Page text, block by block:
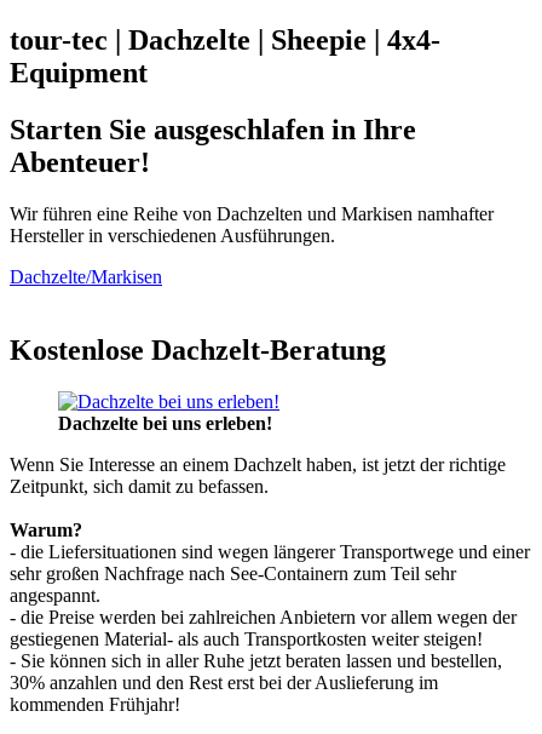
tour-tec | Dachzelte | Sheepie | 4x4-
Equipment
Starten Sie ausgeschlafen in Ihre
Abenteuer!
Wir führen eine Reihe von Dachzelten und Markisen namhafter
Hersteller in verschiedenen Ausführungen.
Dachzelte/Markisen
Kostenlose Dachzelt-Beratung
Dachzelte bei uns erleben!
Wenn Sie Interesse an einem Dachzelt haben, ist jetzt der richtige
Zeitpunkt, sich damit zu befassen.
Warum?
- die Liefersituationen sind wegen längerer Transportwege und einer
sehr großen Nachfrage nach See-Containern zum Teil sehr
angespannt.
- die Preise werden bei zahlreichen Anbietern vor allem wegen der
gestiegenen Material- als auch Transportkosten weiter steigen!
- Sie können sich in aller Ruhe jetzt beraten lassen und bestellen,
30% anzahlen und den Rest erst bei der Auslieferung im
kommenden Frühjahr!